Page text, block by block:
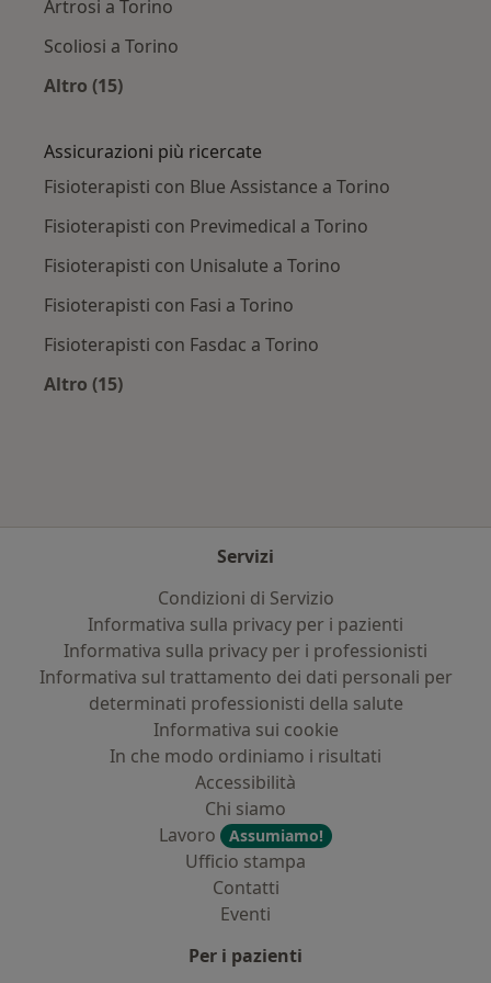
Artrosi a Torino
Scoliosi a Torino
Altro (15)
Assicurazioni più ricercate
Fisioterapisti con Blue Assistance a Torino
Fisioterapisti con Previmedical a Torino
Fisioterapisti con Unisalute a Torino
Fisioterapisti con Fasi a Torino
Fisioterapisti con Fasdac a Torino
Altro (15)
Servizi
Condizioni di Servizio
Informativa sulla privacy per i pazienti
Informativa sulla privacy per i professionisti
Informativa sul trattamento dei dati personali per
determinati professionisti della salute
Informativa sui cookie
In che modo ordiniamo i risultati
Accessibilità
Chi siamo
Lavoro
Assumiamo!
Ufficio stampa
Contatti
Eventi
Per i pazienti